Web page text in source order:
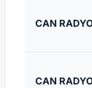
CAN
CAN